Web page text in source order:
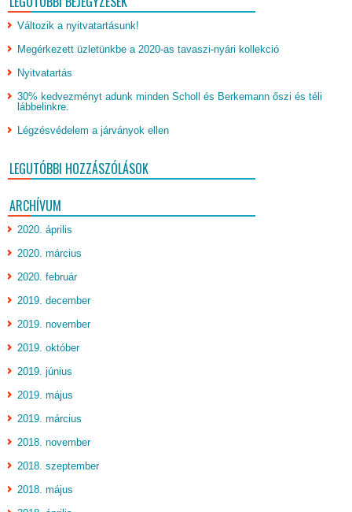
Változik a nyitvatartásunk!
Megérkezett üzletünkbe a 2020-as tavaszi-nyári kollekció
Nyitvatartás
30% kedvezményt adunk minden Scholl és Berkemann őszi és téli
lábbelinkre.
Légzésvédelem a járványok ellen
LEGUTÓBBI HOZZÁSZÓLÁSOK
ARCHÍVUM
2020. április
2020. március
2020. február
2019. december
2019. november
2019. október
2019. június
2019. május
2019. március
2018. november
2018. szeptember
2018. május